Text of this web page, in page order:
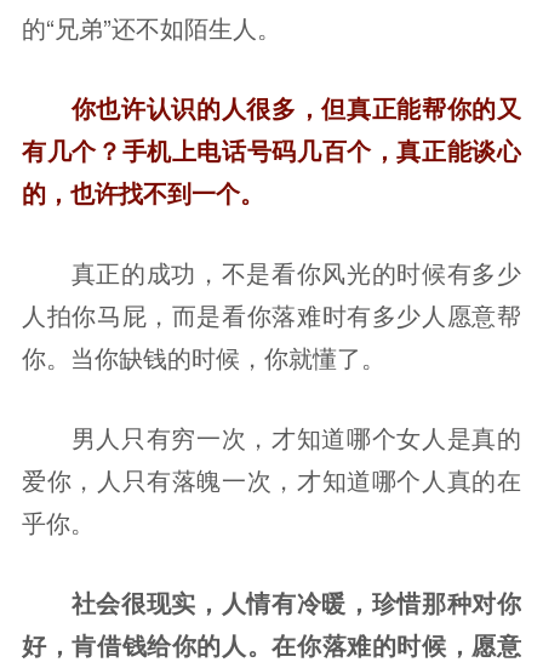
的“兄弟”还不如陌生人。
你也许认识的人很多，但真正能帮你的又
有几个？手机上电话号码几百个，真正能谈心
的，也许找不到一个。
真正的成功，不是看你风光的时候有多少
人拍你马屁，而是看你落难时有多少人愿意帮
你。当你缺钱的时候，你就懂了。
男人只有穷一次，才知道哪个女人是真的
爱你，人只有落魄一次，才知道哪个人真的在
乎你。
社会很现实，人情有冷暖，珍惜那种对你
好，肯借钱给你的人。在你落难的时候，愿意